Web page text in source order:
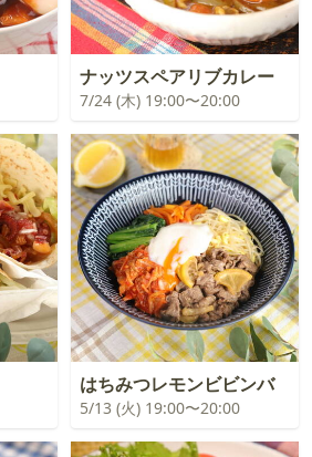
ナッツスペアリブカレー
7/24 (木) 19:00〜20:00
はちみつレモンビビンバ
5/13 (火) 19:00〜20:00